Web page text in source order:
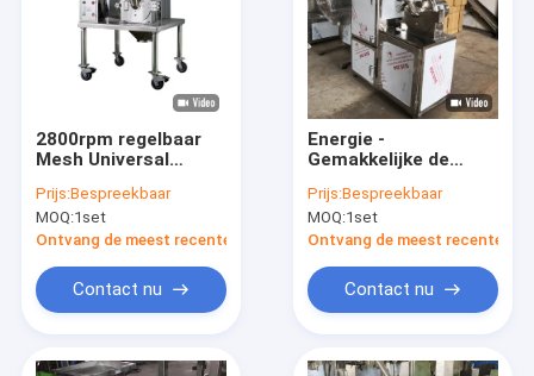
2800rpm regelbaar
Mesh Universal
Pulverizer 300-
1500kg/H
Prijs:Bespreekbaar
MOQ:1set
Ontvang de meest recente Prijs
Contact nu
Energie -
Gemakkelijke de
Universele
Maalmachine met
Regelbaar Netwerk in
Prijs:Bespreekbaar
MOQ:1set
Ontvang de meest recente
Contact nu